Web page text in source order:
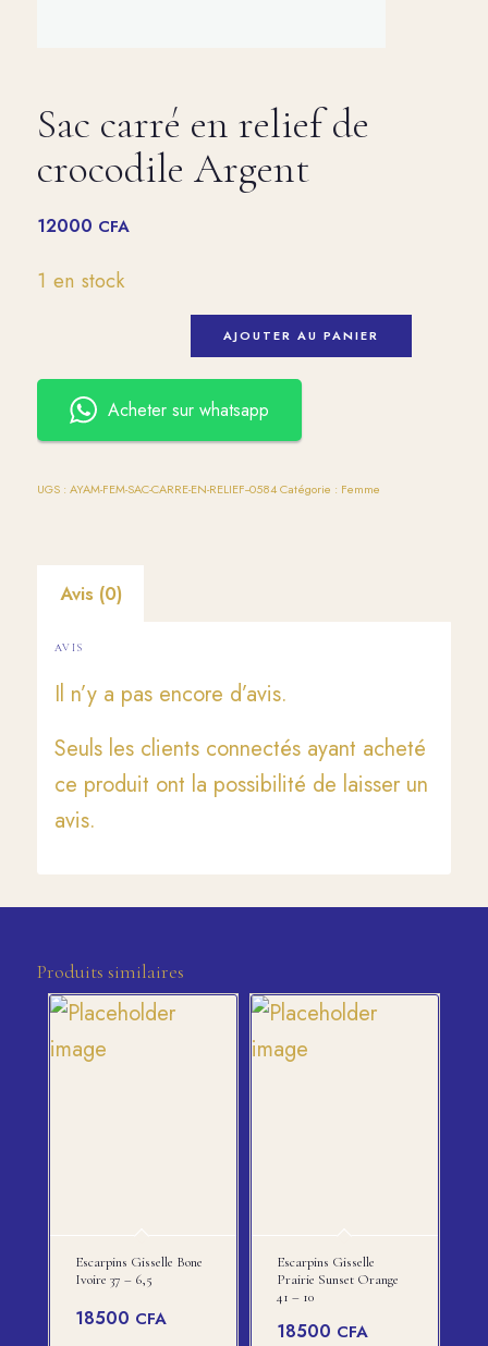
Sac carré en relief de
crocodile Argent
12000 CFA
1 en stock
AJOUTER AU PANIER
Acheter sur whatsapp
UGS : AYAM-FEM-SAC-CARRE-EN-RELIEF--0584 Catégorie : Femme
Avis (0)
AVIS
Il n’y a pas encore d’avis.
Seuls les clients connectés ayant acheté
ce produit ont la possibilité de laisser un
avis.
Produits similaires
Escarpins Gisselle Bone
Ivoire 37 – 6,5
18500 CFA
Escarpins Gisselle
Prairie Sunset Orange
41 – 10
18500 CFA